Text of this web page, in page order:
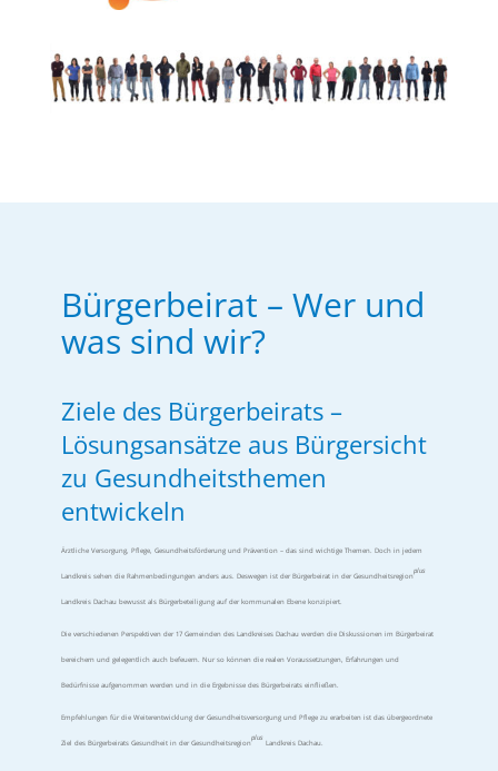
Bürgerbeirat – Wer und
was sind wir?
Ziele des Bürgerbeirats –
Lösungsansätze aus Bürgersicht
zu Gesundheitsthemen
entwickeln
Ärztliche Versorgung, Pflege, Gesundheitsförderung und Prävention – das sind wichtige Themen. Doch in jedem
Landkreis sehen die Rahmenbedingungen anders aus. Deswegen ist der Bürgerbeirat in der Gesundheitsregion
plus
Landkreis Dachau bewusst als Bürgerbeteiligung auf der kommunalen Ebene konzipiert.
Die verschiedenen Perspektiven der 17 Gemeinden des Landkreises Dachau werden die Diskussionen im Bürgerbeirat
bereichern und gelegentlich auch befeuern. Nur so können die realen Voraussetzungen, Erfahrungen und
Bedürfnisse aufgenommen werden und in die Ergebnisse des Bürgerbeirats einfließen.
Empfehlungen für die Weiterentwicklung der Gesundheitsversorgung und Pflege zu erarbeiten ist das übergeordnete
Ziel des Bürgerbeirats Gesundheit in der Gesundheitsregion
plus
Landkreis Dachau.